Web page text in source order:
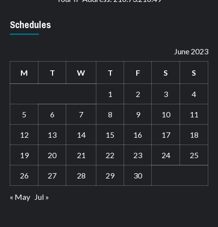
Schedules
June 2023
M T W T F S S
1 2 3 4
5 6 7 8 9 10 11
12 13 14 15 16 17 18
19 20 21 22 23 24 25
26 27 28 29 30
« May Jul »